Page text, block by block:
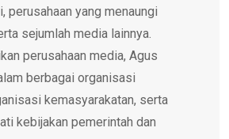
perusahaan yang menaungi
sejumlah media lainnya.
perusahaan media, Agus
berbagai organisasi
kemasyarakatan, serta
kebijakan pemerintah dan